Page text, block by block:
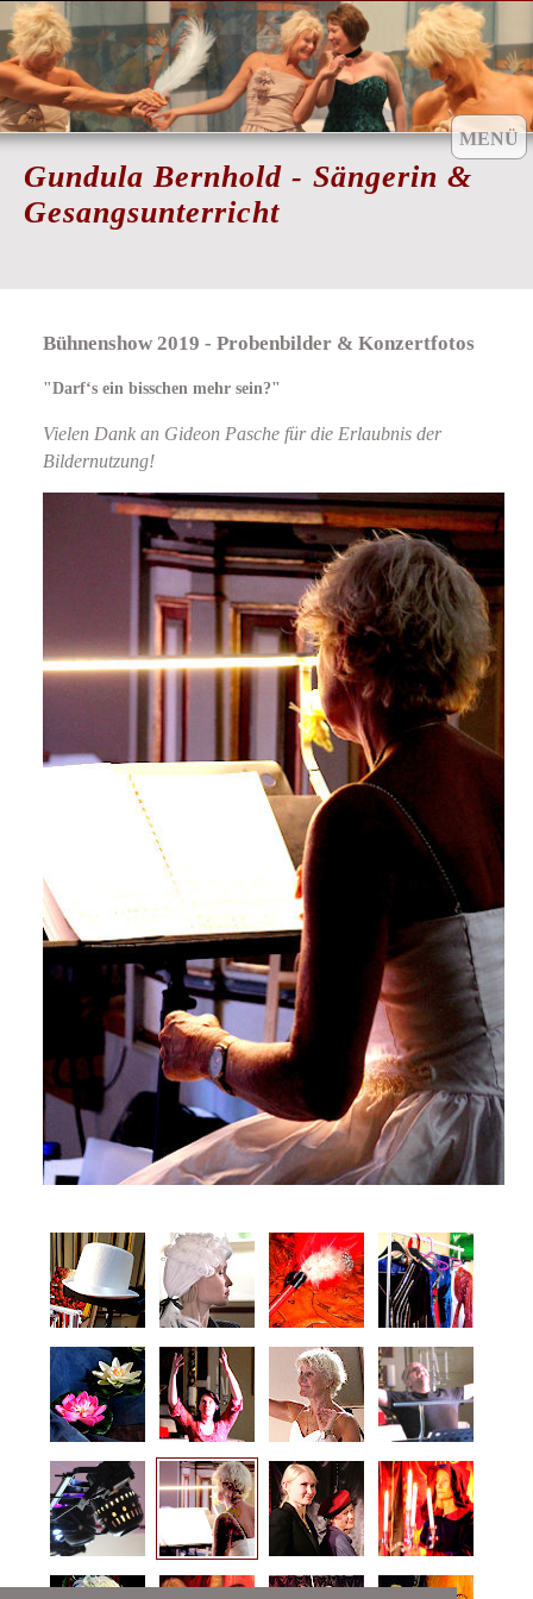
MENÜ
Gundula Bernhold - Sängerin &
Gesangsunterricht
Workshops
Konzerttermine
Konzertangebote
Info für Veranstalter
Bildergalerien
Vita
Presse
Kontakt
AGB (PDF)
Preise (PDF)
Startseite
Anrufen
Bühnenshow 2019 - Probenbilder & Konzertfotos
"Darf‘s ein bisschen mehr sein?"
Vielen Dank an Gideon Pasche für die Erlaubnis der
Bildernutzung!